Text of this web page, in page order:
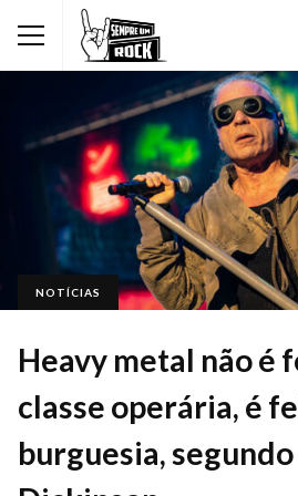
NOTÍCIAS
Heavy metal não é
classe operária, é
burguesia,